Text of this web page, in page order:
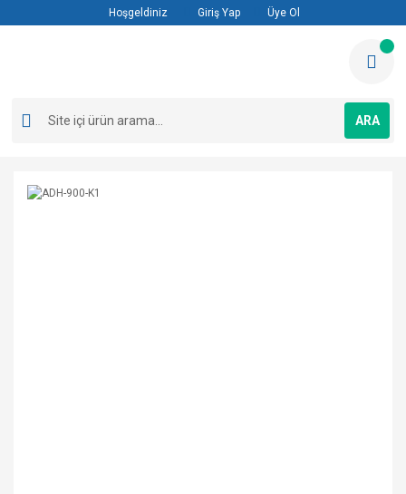
Hoşgeldiniz Giriş Yap Üye Ol
ARA